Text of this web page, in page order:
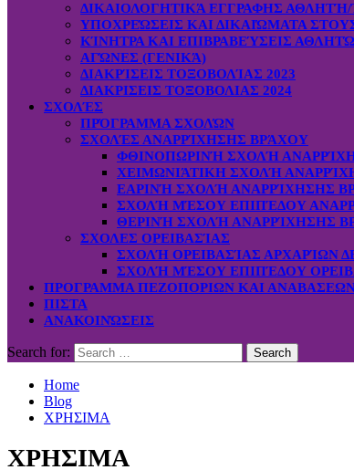
ΔΙΚΑΙΟΛΟΓΗΤΙΚΆ ΕΓΓΡΑΦΗΣ
ΥΠΟΧΡΕΏΣΕΙΣ ΚΑΙ ΔΙΚΑΙΏΜΑΤΑ
ΚΊΝΗΤΡΑ ΚΑΙ ΕΠΙΒΡΑΒΕΎΣΕΙΣ
ΑΓΏΝΕΣ (ΓΕΝΙΚΆ)
ΔΙΑΚΡΊΣΕΙΣ ΤΟΞΟΒΟΛΊΑΣ 2023
ΔΙΑΚΡΙΣΕΙΣ ΤΟΞΟΒΟΛΙΑΣ 2024
ΣΧΟΛΈΣ
ΠΡΌΓΡΑΜΜΑ ΣΧΟΛΏΝ
ΣΧΟΛΈΣ ΑΝΑΡΡΊΧΗΣΗΣ ΒΡΆΧΟΥ
ΦΘΙΝΟΠΩΡΙΝΉ ΣΧΟΛΉ
ΧΕΙΜΩΝΙΆΤΙΚΗ ΣΧΟΛΉ
ΕΑΡΙΝΉ ΣΧΟΛΉ ΑΝΑΡΡΊΧΗΣΗΣ
ΣΧΟΛΉ ΜΈΣΟΥ ΕΠΙΠΈΔΟΥ
ΘΕΡΙΝΉ ΣΧΟΛΉ ΑΝΑΡΡΊΧΗΣΗΣ
ΣΧΟΛΕΣ ΟΡΕΙΒΑΣΊΑΣ
ΣΧΟΛΉ ΟΡΕΙΒΑΣΊΑΣ ΑΡΧΑΡΊΩΝ
ΣΧΟΛΉ ΜΈΣΟΥ ΕΠΙΠΈΔΟΥ
ΠΡΟΓΡΑΜΜΑ ΠΕΖΟΠΟΡΙΩΝ ΚΑΙ
ΠΙΣΤΑ
ΑΝΑΚΟΙΝΏΣΕΙΣ
Search for:
Home
Blog
ΧΡΗΣΙΜΑ
ΧΡΗΣΙΜΑ